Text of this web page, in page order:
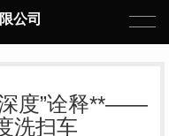
公司
深度”诠释**——
洗扫车